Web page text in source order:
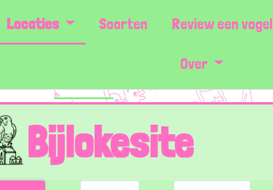
Locaties Soorten Review een vogel
Over
Bijlokesite